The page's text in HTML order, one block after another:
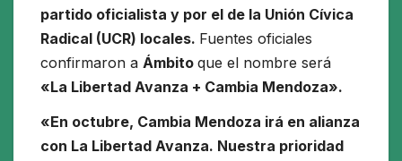
partido oficialista y por el de la Unión Cívica
Radical (UCR) locales. Fuentes oficiales
confirmaron a Ámbito que el nombre será
«La Libertad Avanza + Cambia Mendoza».
«En octubre, Cambia Mendoza irá en alianza
con La Libertad Avanza. Nuestra prioridad